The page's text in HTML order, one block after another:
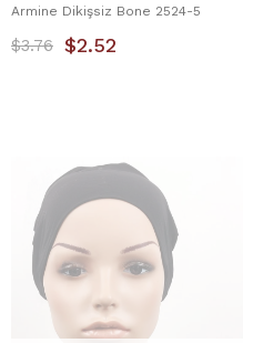
Armine Dikişsiz Bone 2524-5
$2.52
$3.76